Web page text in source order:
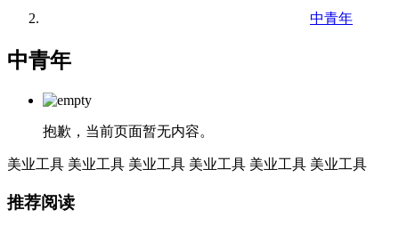
中青年
中青年
抱歉，当前页面暂无内容。
美业工具 美业工具 美业工具 美业工具 美业工具 美业工具
推荐阅读